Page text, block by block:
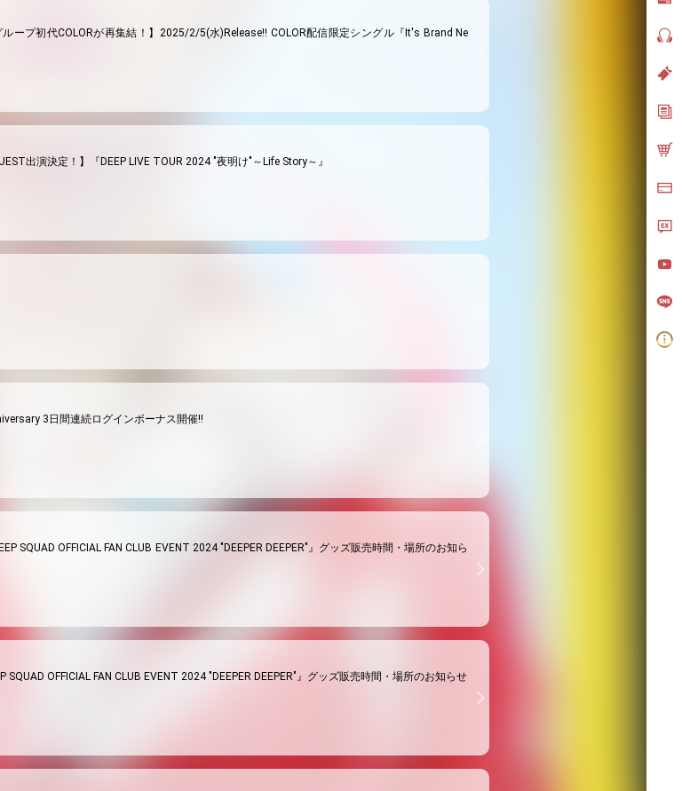
ループ初代COLORが再集結！】2025/2/5(水)Release!! COLOR配信限定シングル『It's Brand Ne
出演決定！】『DEEP LIVE TOUR 2024 "夜明け"～Life Story～』
3日間連続ログインボーナス開催!!
SQUAD OFFICIAL FAN CLUB EVENT 2024 "DEEPER DEEPER"』グッズ販売時間・場所のお知ら
SQUAD OFFICIAL FAN CLUB EVENT 2024 "DEEPER DEEPER"』グッズ販売時間・場所のお知らせ